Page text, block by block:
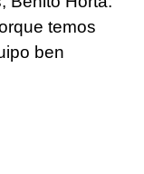
temos
ben